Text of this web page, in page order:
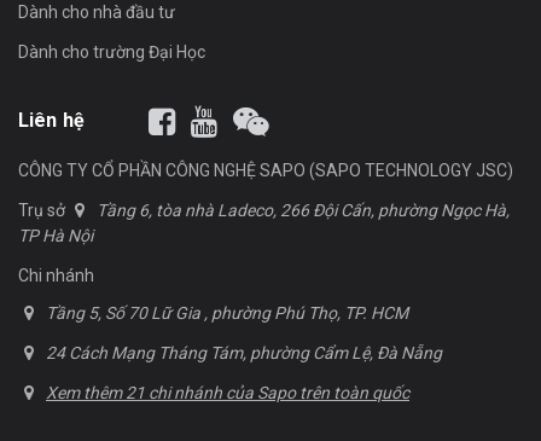
Dành cho nhà đầu tư
Dành cho trường Đại Học
Liên hệ
CÔNG TY CỔ PHẦN CÔNG NGHỆ SAPO (SAPO TECHNOLOGY JSC)
Trụ sở
Tầng 6, tòa nhà Ladeco, 266 Đội Cấn, phường Ngọc Hà,
TP Hà Nội
Chi nhánh
Tầng 5, Số 70 Lữ Gia , phường Phú Thọ, TP. HCM
24 Cách Mạng Tháng Tám, phường Cẩm Lệ, Đà Nẵng
Xem thêm 21 chi nhánh của Sapo trên toàn quốc